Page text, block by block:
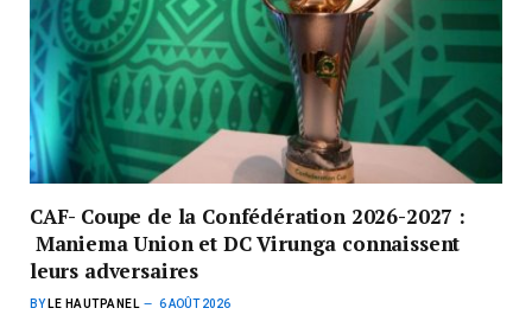
CAF- Coupe de la Confédération 2026-2027 :
Maniema Union et DC Virunga connaissent
leurs adversaires
BY LE HAUTPANEL 6 AOÛT 2026